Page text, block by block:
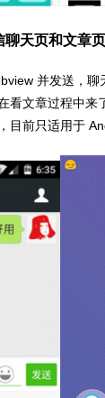
天页和文章
并发送，
看文章过程中
目前只适用于